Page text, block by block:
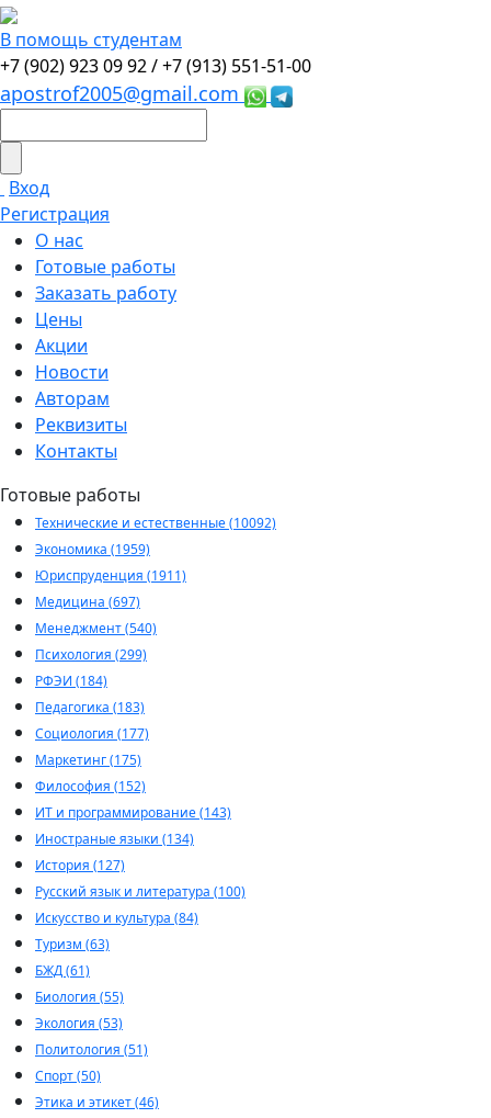
В помощь студентам
+7 (902) 923 09 92 /+7 (913) 551-51-00
apostrof2005@gmail.com
Вход
Регистрация
О нас
Готовые работы
Заказать работу
Цены
Акции
Новости
Авторам
Реквизиты
Контакты
Готовые работы
Технические и естественные (10092)
Экономика (1959)
Юриспруденция (1911)
Медицина (697)
Менеджмент (540)
Психология (299)
РФЭИ (184)
Педагогика (183)
Социология (177)
Маркетинг (175)
Философия (152)
ИТ и программирование (143)
Иностраные языки (134)
История (127)
Русский язык и литература (100)
Искусство и культура (84)
Туризм (63)
БЖД (61)
Биология (55)
Экология (53)
Политология (51)
Спорт (50)
Этика и этикет (46)